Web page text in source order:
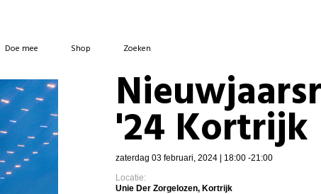
Doe mee Shop Zoeken
'24 Kortrijk
zaterdag 03 februari, 2024 | 18:00 -21:00
Locatie:
Unie Der Zorgelozen, Kortrijk